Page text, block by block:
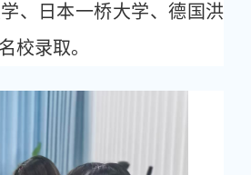
、日本一桥大学、德国洪
校录取。